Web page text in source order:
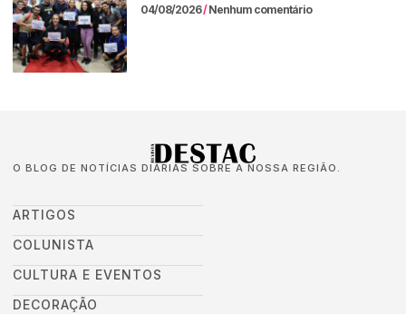
04/08/2026 Nenhum comentário
O BLOG DE NOTÍCIAS DIÁRIAS SOBRE A NOSSA REGIÃO.
ARTIGOS
COLUNISTA
CULTURA E EVENTOS
DECORAÇÃO